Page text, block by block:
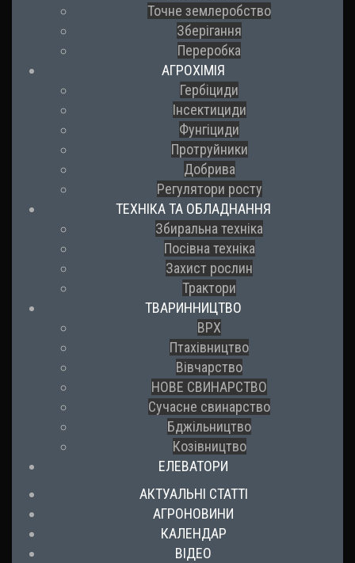
Точне землеробство
Зберігання
Переробка
АГРОХІМІЯ
Гербіциди
Інсектициди
Фунгіциди
Протруйники
Добрива
Регулятори росту
ТЕХНІКА ТА ОБЛАДНАННЯ
Збиральна техніка
Посівна техніка
Захист рослин
Трактори
ТВАРИННИЦТВО
ВРХ
Птахівництво
Вівчарство
НОВЕ СВИНАРСТВО
Сучасне свинарство
Бджільництво
Козівництво
ЕЛЕВАТОРИ
АКТУАЛЬНІ СТАТТІ
АГРОНОВИНИ
КАЛЕНДАР
ВІДЕО